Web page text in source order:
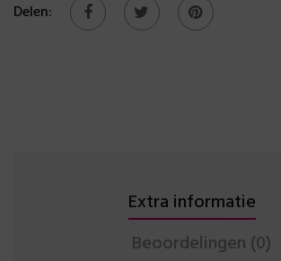
Delen:
Extra informatie
Beoordelingen (0)